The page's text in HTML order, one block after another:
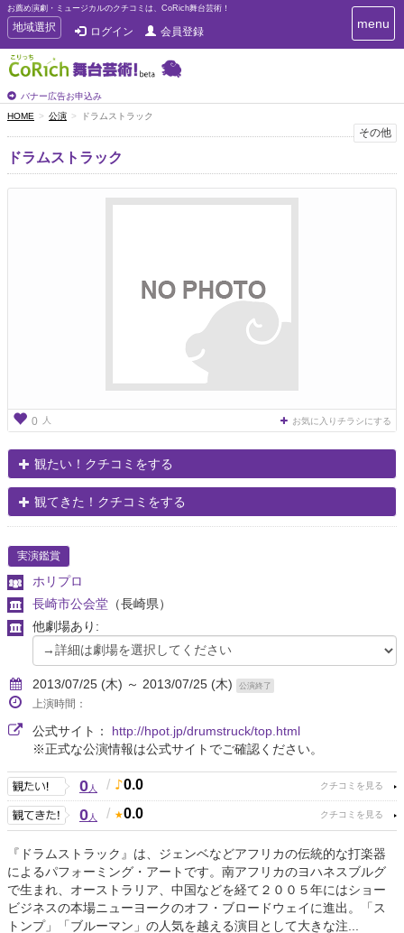
お薦め演劇・ミュージカルのクチコミは、CoRich舞台芸術！
T
o
g
g
e
n
a
v
i
地域選択 ログイン 会員登録
バナー広告お申込み
T
o
n
i
menu
HOME 公演 ドラムストラック
その他
ドラムストラック
0 人 お気に入りチラシにする
観たい！クチコミをする
観てきた！クチコミをする
実演鑑賞
ホリプロ
長崎市公会堂 （長崎県）
他劇場あり:
2013/07/25 (木) ～ 2013/07/25 (木) 公演終了
上演時間：
公式サイト： http://hpot.jp/drumstruck/top.html
※正式な公演情報は公式サイトでご確認ください。
0人 / 0.0
0人 / 0.0
『ドラムストラック』は、ジェンベなどアフリカの伝統的な打楽器
によるパフォーミング・アートです。南アフリカのヨハネスブルグ
で生まれ、オーストラリア、中国などを経て２００５年にはショー
ビジネスの本場ニューヨークのオフ・ブロードウェイに進出。「ス
トンプ」「ブルーマン」の人気を越える演目として大きな注...